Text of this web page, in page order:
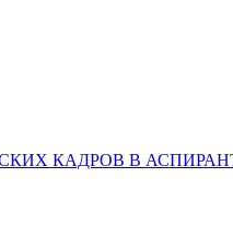
КАДРОВ В